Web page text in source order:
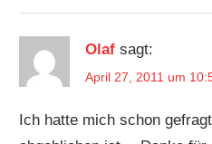
FRENTZEN
Olaf sagt:
April 27, 2011 um
Ich hatte mich schon